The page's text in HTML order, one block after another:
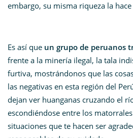
embargo, su misma riqueza la
Es así que un grupo de peruanos
frente a la minería ilegal, la tala
furtiva, mostrándonos que las
las negativas en esta región del
dejan ver huanganas cruzando el
escondiéndose entre los
situaciones que te hacen ser